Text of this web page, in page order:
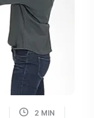
2 MIN